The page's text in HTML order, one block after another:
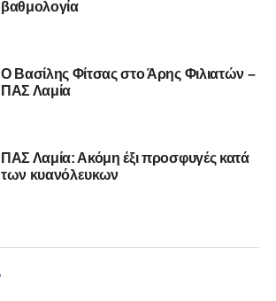
βαθμολογία
Ο Βασίλης Φίτσας στο Άρης Φιλιατών –
ΠΑΣ Λαμία
ΠΑΣ Λαμία: Ακόμη έξι προσφυγές κατά
των κυανόλευκων